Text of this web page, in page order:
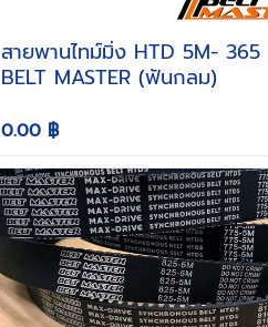
สายพานไทม์มิ่ง HTD 5M- 365
BELT MASTER (ฟันกลม)
0.00 ฿